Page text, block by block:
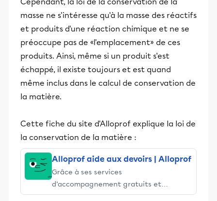
masse ne s'intéresse qu'à la masse des réactifs
et produits d'une réaction chimique et ne se
préoccupe pas de «l'emplacement» de ces
produits. Ainsi, même si un produit s'est
échappé, il existe toujours et est quand
même inclus dans le calcul de conservation de
la matière.
Cette fiche du site d'Alloprof explique la loi de
la conservation de la matière :
Alloprof aide aux devoirs | Alloprof
Grâce à ses services
d’accompagnement gratuits et
stimulants, Alloprof engage les élèves